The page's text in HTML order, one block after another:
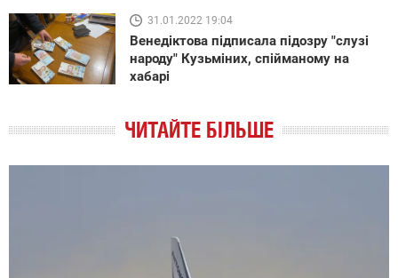
31.01.2022 19:04
Венедіктова підписала підозру "слузі
народу" Кузьміних, спійманому на
хабарі
ЧИТАЙТЕ БІЛЬШЕ